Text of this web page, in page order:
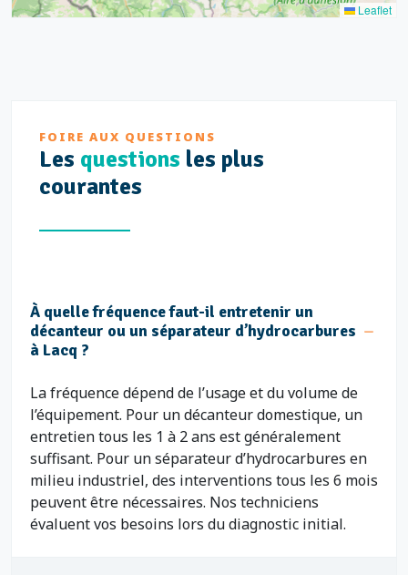
Leaflet
FOIRE AUX QUESTIONS
Les questions les plus
courantes
À quelle fréquence faut-il entretenir un
décanteur ou un séparateur d’hydrocarbures
à Lacq ?
La fréquence dépend de l’usage et du volume de
l’équipement. Pour un décanteur domestique, un
entretien tous les 1 à 2 ans est généralement
suffisant. Pour un séparateur d’hydrocarbures en
milieu industriel, des interventions tous les 6 mois
peuvent être nécessaires. Nos techniciens
évaluent vos besoins lors du diagnostic initial.